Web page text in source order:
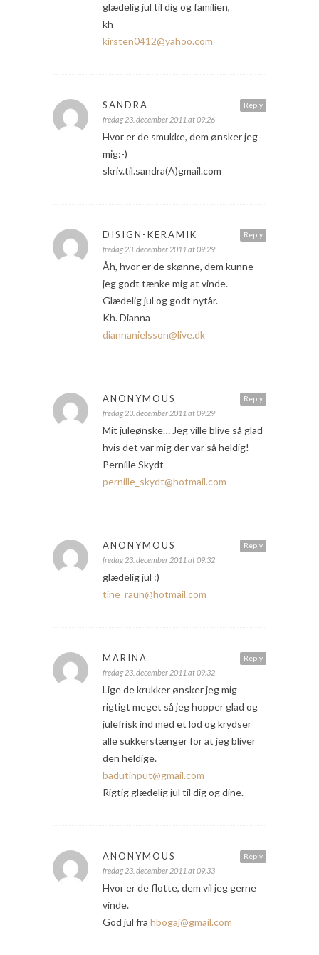
glædelig jul til dig og familien,
kh
kirsten0412@yahoo.com
Reply
SANDRA
fredag 23. december 2011 at 09:26
Hvor er de smukke, dem ønsker jeg
mig:-)
skriv.til.sandra(A)gmail.com
Reply
DISIGN-KERAMIK
fredag 23. december 2011 at 09:29
Åh, hvor er de skønne, dem kunne
jeg godt tænke mig at vinde.
Glædelig jul og godt nytår.
Kh. Dianna
diannanielsson@live.dk
Reply
ANONYMOUS
fredag 23. december 2011 at 09:29
Mit juleønske… Jeg ville blive så glad
hvis det var mig der var så heldig!
Pernille Skydt
pernille_skydt@hotmail.com
Reply
ANONYMOUS
fredag 23. december 2011 at 09:32
glædelig jul :)
tine_raun@hotmail.com
Reply
MARINA
fredag 23. december 2011 at 09:32
Lige de krukker ønsker jeg mig
rigtigt meget så jeg hopper glad og
julefrisk ind med et lod og krydser
alle sukkerstænger for at jeg bliver
den heldige.
badutinput@gmail.com
Rigtig glædelig jul til dig og dine.
Reply
ANONYMOUS
fredag 23. december 2011 at 09:33
Hvor er de flotte, dem vil jeg gerne
vinde.
God jul fra hbogaj@gmail.com